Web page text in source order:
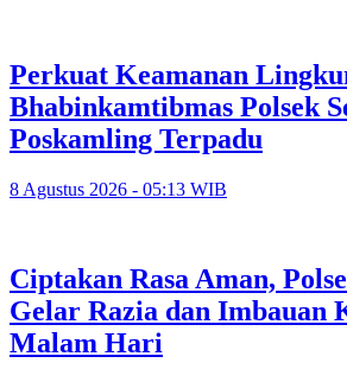
Perkuat Keamanan
Bhabinkamtibmas Polsek
Poskamling Terpadu
8 Agustus 2026 - 05:13 WIB
Ciptakan Rasa Aman,
Gelar Razia dan Imbauan
Malam Hari